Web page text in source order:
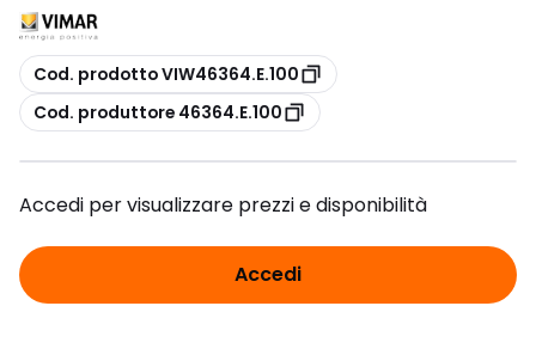
copia
Cod. prodotto VIW46364.E.100
copia
Cod. produttore 46364.E.100
Accedi per visualizzare prezzi e disponibilità
Accedi